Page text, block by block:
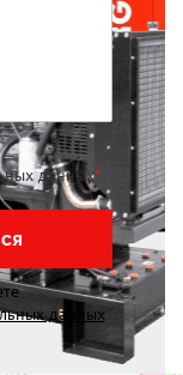
данных*
данных